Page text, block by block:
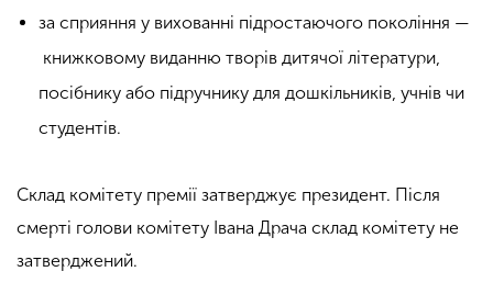
за сприяння у вихованні підростаючого покоління —
книжковому виданню творів дитячої літератури,
посібнику або підручнику для дошкільників, учнів чи
студентів.
Склад комітету премії затверджує президент. Після
смерті голови комітету Івана Драча склад комітету не
затверджений.